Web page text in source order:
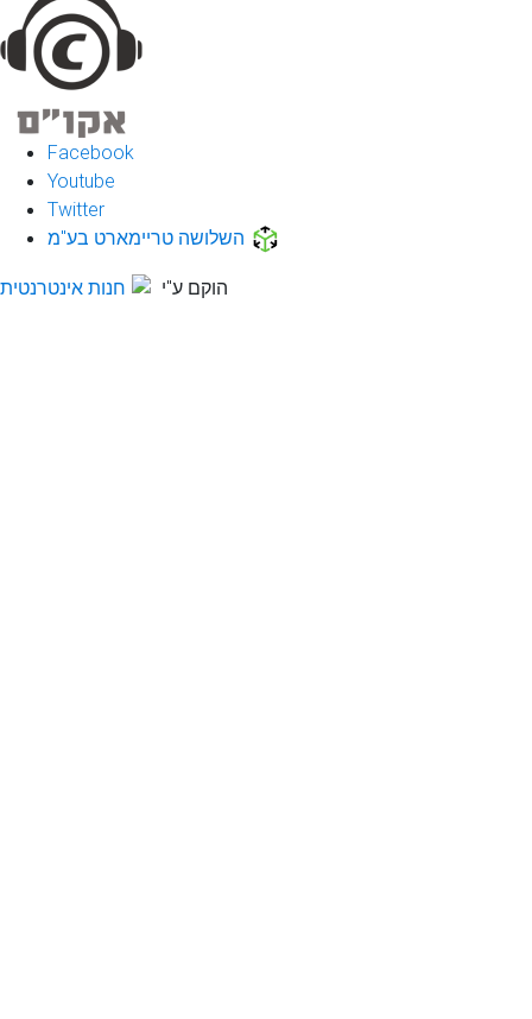
Facebook
Youtube
Twitter
השלושה טריימארט בע"מ
הוקם ע"י חנות אינטרנטית